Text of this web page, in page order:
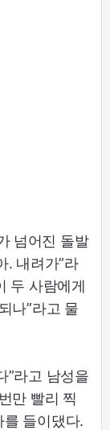
넘어진 돌발
. 내려가”라
두 사람에게
나”라고 물
”라고 남성을
만 빨리 찍
를 들이댔다.